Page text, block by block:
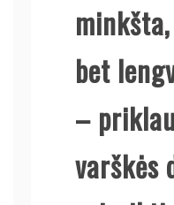
bet
–
varškės